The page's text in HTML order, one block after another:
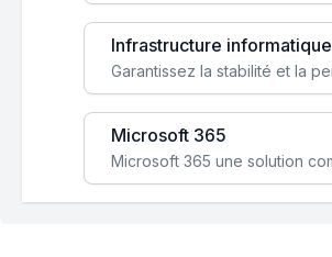
Infrastructure informatique
Microsoft 365